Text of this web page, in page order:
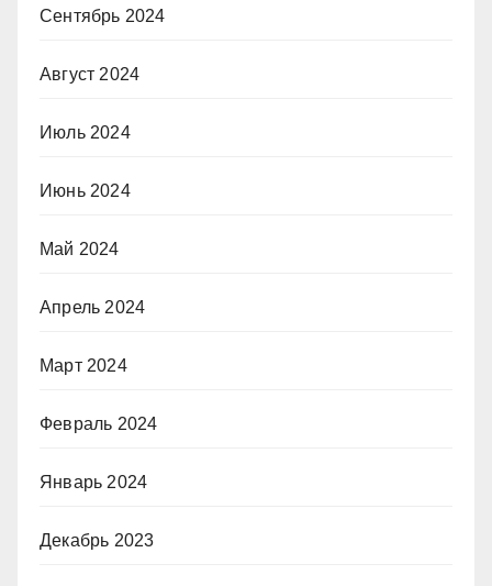
Сентябрь 2024
Август 2024
Июль 2024
Июнь 2024
Май 2024
Апрель 2024
Март 2024
Февраль 2024
Январь 2024
Декабрь 2023